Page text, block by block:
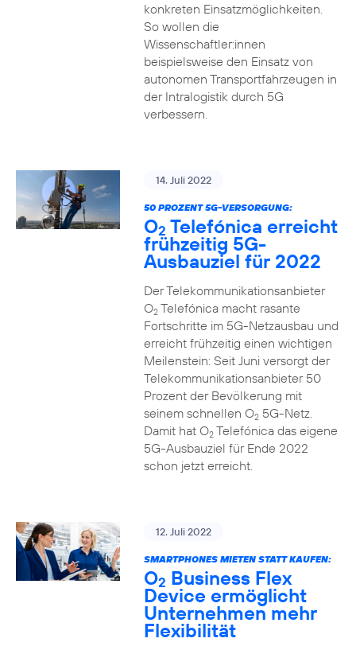
konkreten Einsatzmöglichkeiten.
So wollen die
Wissenschaftler:innen
beispielsweise den Einsatz von
autonomen Transportfahrzeugen in
der Intralogistik durch 5G
verbessern.
14. Juli 2022
50 PROZENT 5G-VERSORGUNG:
O2 Telefónica erreicht
frühzeitig 5G-
Ausbauziel für 2022
Der Telekommunikationsanbieter
O2Telefónica macht rasante
Fortschritte im 5G-Netzausbau und
erreicht frühzeitig einen wichtigen
Meilenstein: Seit Juni versorgt der
Telekommunikationsanbieter 50
Prozent der Bevölkerung mit
seinem schnellen O25G-Netz.
Damit hat O2Telefónica das eigene
5G-Ausbauziel für Ende 2022
schon jetzt erreicht.
12. Juli 2022
SMARTPHONES MIETEN STATT KAUFEN:
O2 Business Flex
Device ermöglicht
Unternehmen mehr
Flexibilität